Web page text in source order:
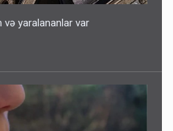
və yaralananlar var